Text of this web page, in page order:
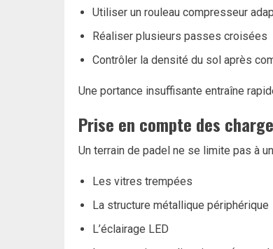
Utiliser un rouleau compresseur
Réaliser plusieurs passes croisées
Contrôler la densité du sol après
Une portance insuffisante entraîne
Prise en compte des
Un terrain de padel ne se limite pas à
Les vitres trempées
La structure métallique périphérique
L’éclairage LED